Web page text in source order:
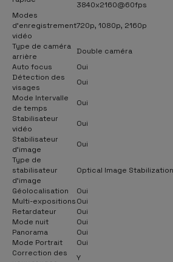
3840x2160@60fps
Modes
d'enregistrement
vidéo
720p, 1080p, 2160p
Type de caméra
arrière
Double caméra
Auto focus
Oui
Détection des
visages
Oui
Mode Intervalle
de temps
Oui
Stabilisateur
vidéo
Oui
Stabilisateur
d'image
Oui
Type de
stabilisateur
d'image
Optical Image
Géolocalisation
Oui
Multi-expositionsOui
Retardateur
Oui
Mode nuit
Oui
Panorama
Oui
Mode Portrait
Oui
Correction des
Y